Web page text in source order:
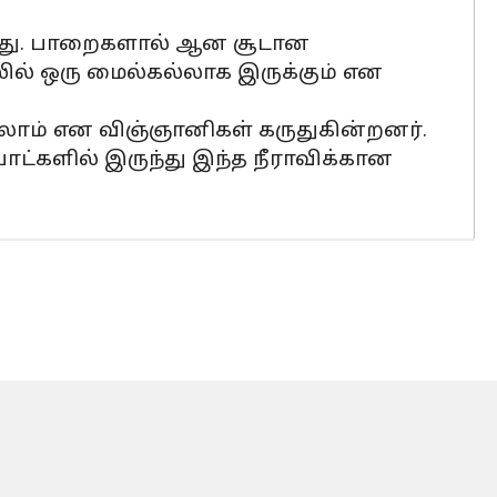
பாறைகளால் ஆன சூடான
ஒரு மைல்கல்லாக இருக்கும் என
என விஞ்ஞானிகள் கருதுகின்றனர்.
இருந்து இந்த நீராவிக்கான